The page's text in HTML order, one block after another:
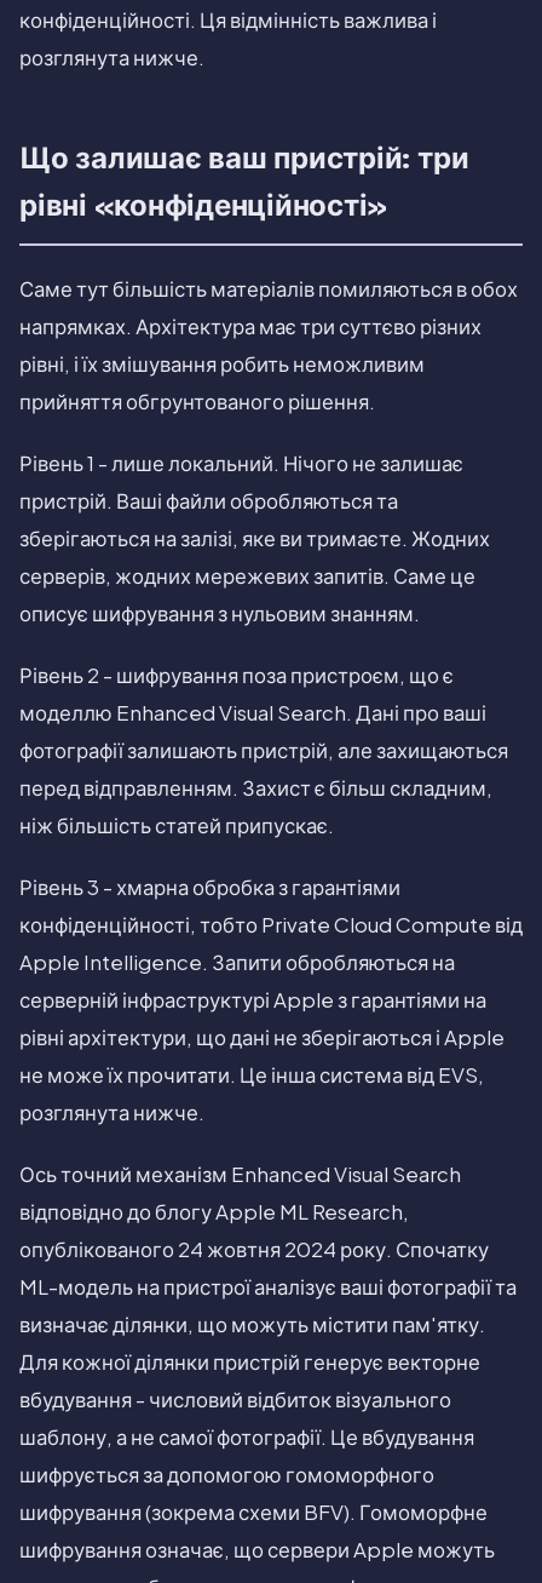
конфіденційності. Ця відмінність важлива і
розглянута нижче.
Що залишає ваш пристрій: три
рівні «конфіденційності»
Саме тут більшість матеріалів помиляються в обох
напрямках. Архітектура має три суттєво різних
рівні, і їх змішування робить неможливим
прийняття обгрунтованого рішення.
Рівень 1 - лише локальний. Нічого не залишає
пристрій. Ваші файли обробляються та
зберігаються на залізі, яке ви тримаєте. Жодних
серверів, жодних мережевих запитів. Саме це
описує шифрування з нульовим знанням.
Рівень 2 - шифрування поза пристроєм, що є
моделлю Enhanced Visual Search. Дані про ваші
фотографії залишають пристрій, але захищаються
перед відправленням. Захист є більш складним,
ніж більшість статей припускає.
Рівень 3 - хмарна обробка з гарантіями
конфіденційності, тобто Private Cloud Compute від
Apple Intelligence. Запити обробляються на
серверній інфраструктурі Apple з гарантіями на
рівні архітектури, що дані не зберігаються і Apple
не може їх прочитати. Це інша система від EVS,
розглянута нижче.
Ось точний механізм Enhanced Visual Search
відповідно до блогу Apple ML Research,
опублікованого 24 жовтня 2024 року. Спочатку
ML-модель на пристрої аналізує ваші фотографії та
визначає ділянки, що можуть містити пам'ятку.
Для кожної ділянки пристрій генерує векторне
вбудування - числовий відбиток візуального
шаблону, а не самої фотографії. Це вбудування
шифрується за допомогою гомоморфного
шифрування (зокрема схеми BFV). Гомоморфне
шифрування означає, що сервери Apple можуть